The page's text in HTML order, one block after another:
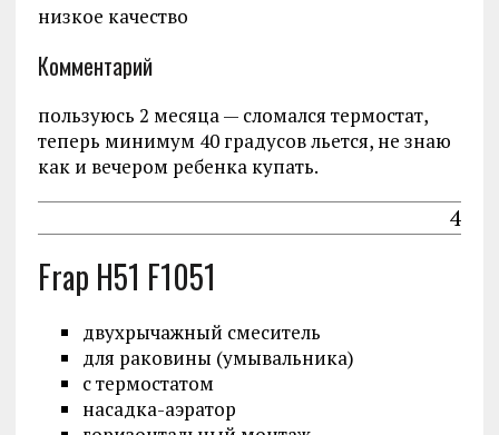
низкое качество
Комментарий
пользуюсь 2 месяца — сломался термостат,
теперь минимум 40 градусов льется, не знаю
как и вечером ребенка купать.
4
Frap H51 F1051
двухрычажный смеситель
для раковины (умывальника)
с термостатом
насадка-аэратор